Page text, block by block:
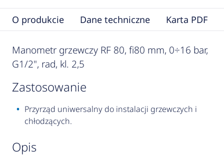
O produkcie Dane techniczne Karta PDF
Manometr grzewczy RF 80, fi80 mm, 0÷16 bar,
G1/2", rad, kl. 2,5
zastosowanie
Przyrząd uniwersalny do instalacji grzewczych i
chłodzących.
opis